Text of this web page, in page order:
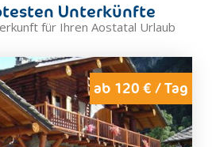
Unterkünfte
für Ihren Aostatal Urlaub
ab 120 € / Tag